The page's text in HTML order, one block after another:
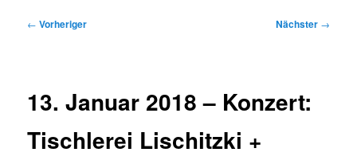
Beitragsnavigation
← Vorheriger Nächster →
13. Januar 2018 – Konzert:
Tischlerei Lischitzki +